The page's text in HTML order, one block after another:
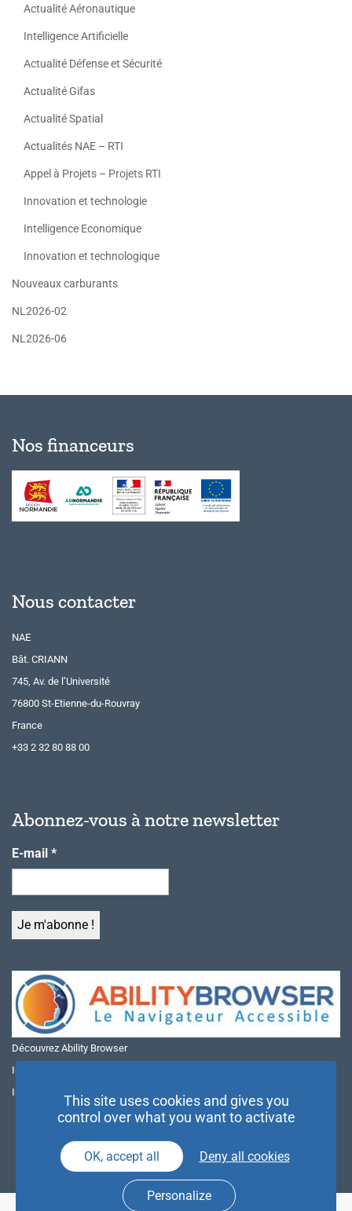
Actualité Aéronautique
Intelligence Artificielle
Actualité Défense et Sécurité
Actualité Gifas
Actualité Spatial
Actualités NAE – RTI
Appel à Projets – Projets RTI
Innovation et technologie
Intelligence Economique
Innovation et technologique
Nouveaux carburants
NL2026-02
NL2026-06
Nos financeurs
Nous contacter
NAE
Bât. CRIANN
745, Av. de l’Université
76800 St-Etienne-du-Rouvray
France
+33 2 32 80 88 00
Abonnez-vous à notre newsletter
E-mail *
Découvrez Ability Browser
Installer Ability Browser sur Windows
Installer Ability Browser sur Mac
This site uses cookies and gives you
control over what you want to activate
OK, accept all Deny all cookies
Personalize